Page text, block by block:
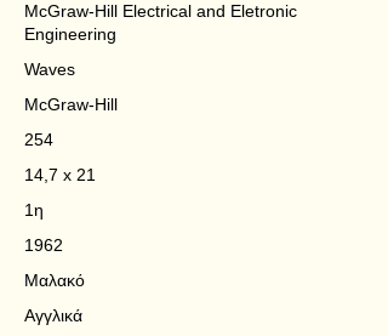
McGraw-Hill Electrical and Eletronic
Engineering
Waves
McGraw-Hill
254
14,7 x 21
1η
1962
Μαλακό
Αγγλικά